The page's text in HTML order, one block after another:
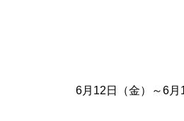
6月12日（金）～6月